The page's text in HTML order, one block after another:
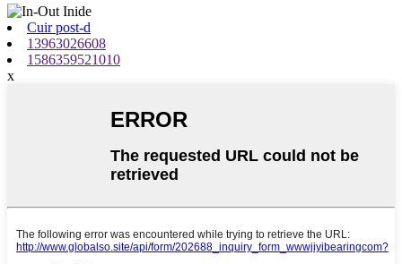
Cuir post-d
13963026608
1586359521010
x